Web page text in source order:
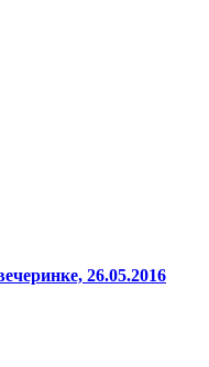
26.05.2016